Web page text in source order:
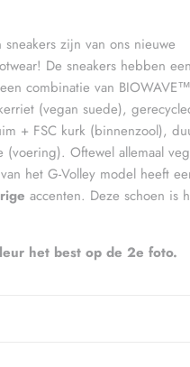
zijn van ons nieuwe
De sneakers hebben een
combinatie van BIOWAVE™
(vegan suede),
+ FSC kurk (binnenzool),
Oftewel allemaal
het G-Volley model heeft
accenten. Deze schoen is
het best op de 2e foto.